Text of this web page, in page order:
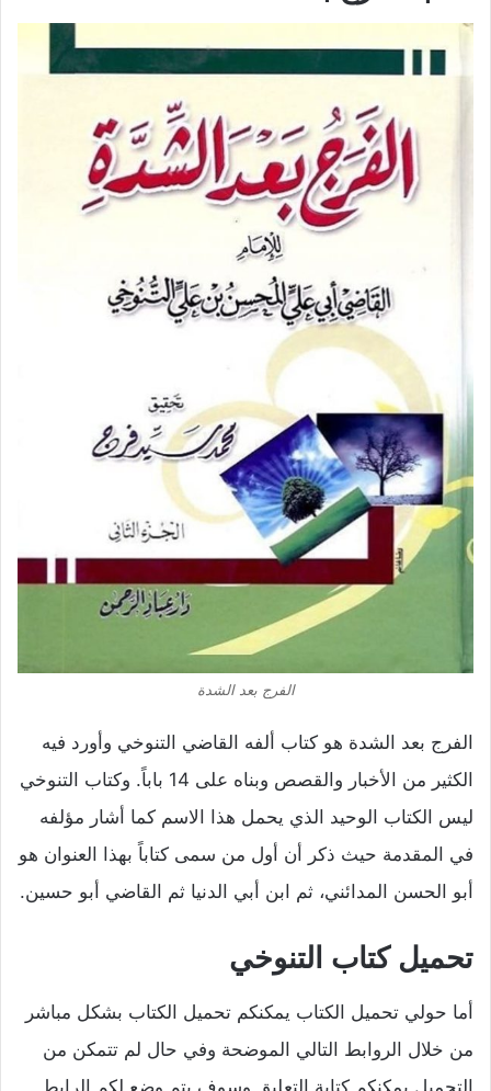
الفرج بعد الشدة
الفرج بعد الشدة هو كتاب ألفه القاضي التنوخي وأورد فيه
الكثير من الأخبار والقصص وبناه على 14 باباً. وكتاب التنوخي
ليس الكتاب الوحيد الذي يحمل هذا الاسم كما أشار مؤلفه
في المقدمة حيث ذكر أن أول من سمى كتاباً بهذا العنوان هو
أبو الحسن المدائني، ثم ابن أبي الدنيا ثم القاضي أبو حسين.
تحميل كتاب التنوخي
أما حولي تحميل الكتاب يمكنكم تحميل الكتاب بشكل مباشر
من خلال الروابط التالي الموضحة وفي حال لم تتمكن من
التحميل يمكنكم كتابة التعليق وسوف يتم وضع لكم الرابط